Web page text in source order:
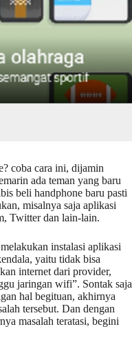
coba cara ini, dijamin
ada teman yang baru
beli handphone baru pasti
misalnya saja aplikasi
Twitter dan lain-lain.
instalasi aplikasi
yaitu tidak bisa
internet dari provider,
jaringan wifi”. Sontak saja
hal begituan, akhirnya
tersebut. Dan dengan
masalah teratasi, begini